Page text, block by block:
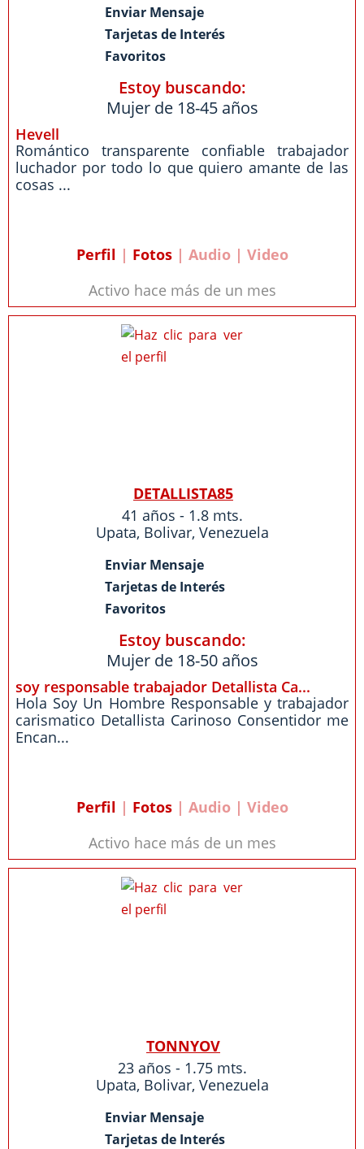
Enviar Mensaje
Tarjetas de Interés
Favoritos
Estoy buscando:
Mujer de 18-45 años
Hevell
Romántico transparente confiable trabajador
luchador por todo lo que quiero amante de las
cosas ...
Perfil | Fotos| Audio | Video
Activo hace más de un mes
DETALLISTA85
41 años - 1.8 mts.
Upata, Bolivar, Venezuela
Enviar Mensaje
Tarjetas de Interés
Favoritos
Estoy buscando:
Mujer de 18-50 años
soy responsable trabajador Detallista Ca...
Hola Soy Un Hombre Responsable y trabajador
carismatico Detallista Carinoso Consentidor me
Encan...
Perfil | Fotos| Audio | Video
Activo hace más de un mes
TONNYOV
23 años - 1.75 mts.
Upata, Bolivar, Venezuela
Enviar Mensaje
Tarjetas de Interés